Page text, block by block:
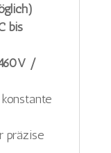
bis
/
präzise